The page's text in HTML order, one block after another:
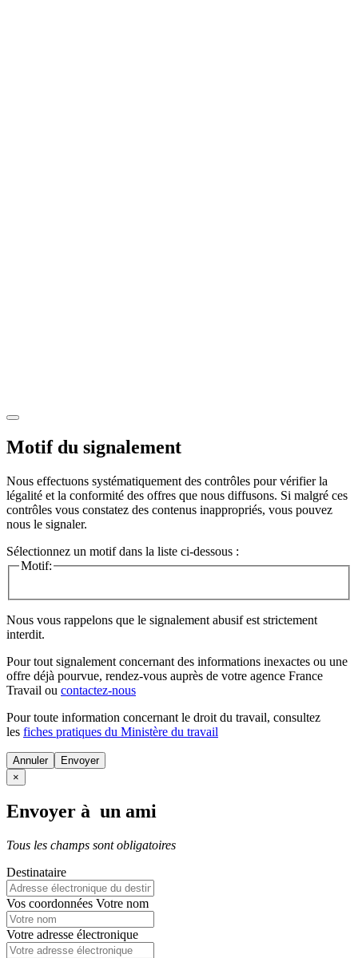
Motif du signalement
Nous effectuons systématiquement des contrôles pour vérifier la
légalité et la conformité des offres que nous diffusons. Si malgré ces
contrôles vous constatez des contenus inappropriés, vous pouvez
nous le signaler.
Sélectionnez un motif dans la liste ci-dessous :
Motif:
Nous vous rappelons que le signalement abusif est strictement
interdit.
Pour tout signalement concernant des informations inexactes ou une
offre déjà pourvue, rendez-vous auprès de votre agence France
Travail ou contactez-nous
Pour toute information concernant le droit du travail, consultez
les fiches pratiques du Ministère du travail
Annuler
×
Envoyer à un ami
Tous les champs sont obligatoires
Destinataire
Vos coordonnées Votre nom
Votre adresse électronique